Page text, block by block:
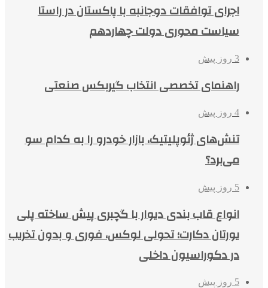
اجرای توافقات دوجانبه با پاکستان در راستا
سیاست محوری دولت چهاردهم
3 روز پیش
راهنمای تخصصی انتخاب گیربکس صنعتی
4 روز پیش
تنش‌های ژئوپلیتیک، بازار خودرو را به کدام سو
می‌برد؟
5 روز پیش
انواع قاب بندی دیوار با گچبری پیش ساخته پلی
یورتان دکارت؛ تحولی لوکس، فوری و بدون تخریب
در دکوراسیون داخلی
5 روز پیش